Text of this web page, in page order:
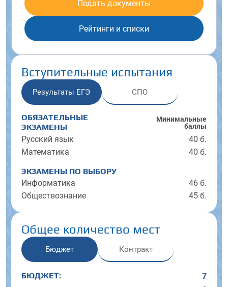
Подать документы
Рейтинги и списки
Вступительные испытания
Результаты ЕГЭ СПО
ОБЯЗАТЕЛЬНЫЕ
ЭКЗАМЕНЫ
Минималь­ные
баллы
Русский язык
40 б.
Математика
40 б.
ЭКЗАМЕНЫ ПО ВЫБОРУ
Информатика
46 б.
Обществознание
45 б.
Общее количество мест
Бюджет Контракт
БЮДЖЕТ:
7